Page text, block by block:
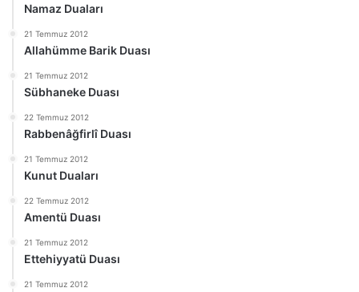
Namaz Duaları
21 Temmuz 2012
Allahümme Barik Duası
21 Temmuz 2012
Sübhaneke Duası
22 Temmuz 2012
Rabbenâğfirlî Duası
21 Temmuz 2012
Kunut Duaları
22 Temmuz 2012
Amentü Duası
21 Temmuz 2012
Ettehiyyatü Duası
21 Temmuz 2012